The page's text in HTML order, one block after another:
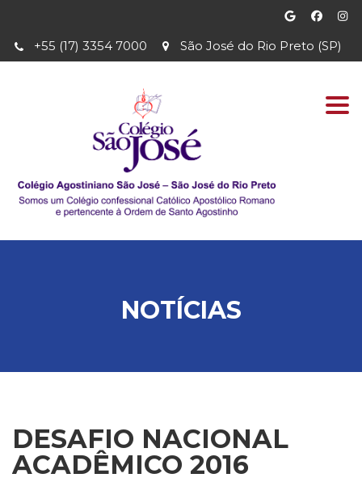
São José do Rio Preto (SP)
+55 (17) 3354 7000
NOTÍCIAS
DESAFIO NACIONAL
ACADÊMICO 2016